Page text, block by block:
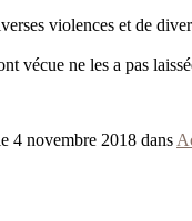
violences et de
vécue ne les a pas
4 novembre 2018 dans